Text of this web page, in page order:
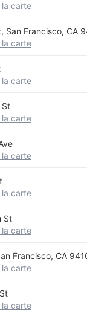
la carte
San Francisco, CA
la carte
la carte
St
la carte
la carte
la carte
St
la carte
Francisco, CA
la carte
la carte